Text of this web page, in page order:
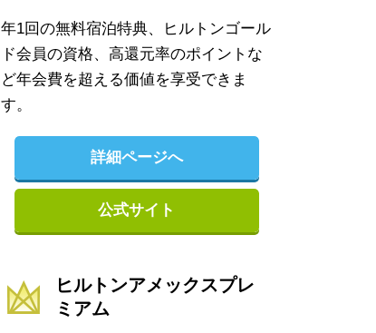
年1回の無料宿泊特典、ヒルトンゴール
ド会員の資格、高還元率のポイントな
ど年会費を超える価値を享受できま
す。
詳細ページへ
公式サイト
ヒルトンアメックスプレ
ミアム